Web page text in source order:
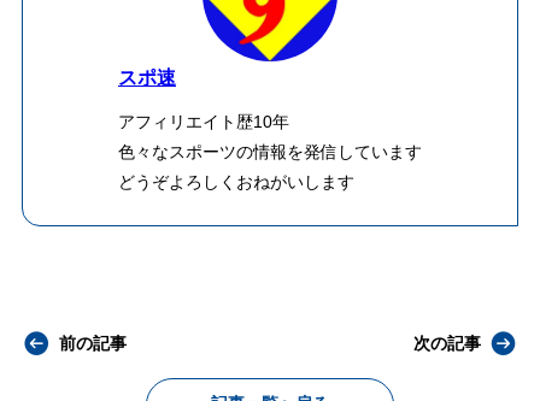
スポ速
アフィリエイト歴10年
色々なスポーツの情報を発信しています
どうぞよろしくおねがいします
前の記事 次の記事